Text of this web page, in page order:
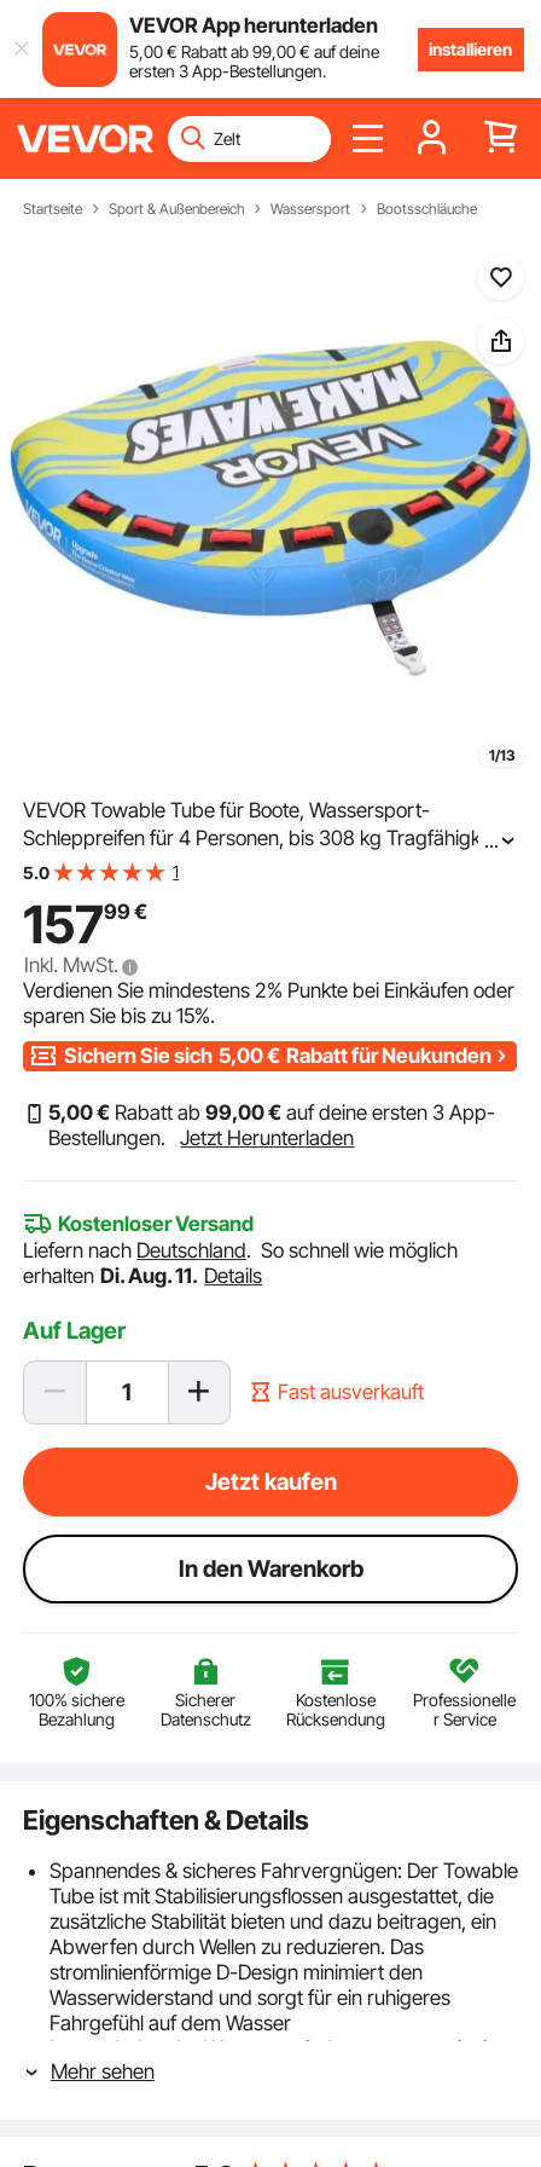
VEVOR App herunterladen
5,00€ Rabatt ab99,00€ auf deine
ersten 3 App-Bestellungen.
installieren
Startseite Sport & Außenbereich Wassersport Bootsschläuche
1/13
VEVOR Towable Tube für Boote, Wassersport-
Schleppreifen für 4 Personen, bis 308 kg Tragfähigkeit,
mit Flossen, Nylonhülle, Gepolsterten Griffen und
...
5.0 1
15799€
Inkl. MwSt.
Verdienen Sie mindestens2% Punkte bei Einkäufen oder
sparen Sie bis zu15%.
Sichern Sie sich 5,00€ Rabatt für Neukunden
5,00€ Rabatt ab99,00€ auf deine ersten 3 App-
Bestellungen.
Jetzt Herunterladen
Kostenloser Versand
Liefern nach Deutschland.So schnell wie möglich
erhalten Di. Aug. 11. Details
Auf Lager
Fast ausverkauft
Jetzt kaufen
ln den Warenkorb
100% sichere
Bezahlung
Sicherer
Datenschutz
Kostenlose
Rücksendung
Professionelle
r Service
Eigenschaften & Details
Spannendes & sicheres Fahrvergnügen: Der Towable
Tube ist mit Stabilisierungsflossen ausgestattet, die
zusätzliche Stabilität bieten und dazu beitragen, ein
Abwerfen durch Wellen zu reduzieren. Das
stromlinienförmige D-Design minimiert den
Wasserwiderstand und sorgt für ein ruhigeres
Fahrgefühl auf dem Wasser
Langanhaltender Wasserspaß: Ausgestattet mit einer
dicken PVC-Innenauskleidung und einer robusten
Mehr sehen